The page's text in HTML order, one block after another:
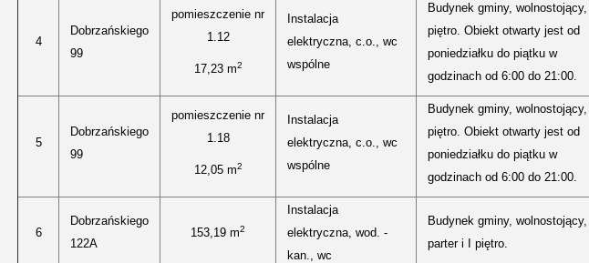
4
Dobrzańskiego
99
pomieszczenie nr
1.12
17,23 m2
Instalacja
elektryczna, c.o., wc
wspólne
Budynek gminy, wolnostojący, I
piętro. Obiekt otwarty jest od
poniedziałku do piątku w
godzinach od 6:00 do 21:00.
5
Dobrzańskiego
99
pomieszczenie nr
1.18
12,05 m2
Instalacja
elektryczna, c.o., wc
wspólne
Budynek gminy, wolnostojący, I
piętro. Obiekt otwarty jest od
poniedziałku do piątku w
godzinach od 6:00 do 21:00.
6
Dobrzańskiego
122A
153,19 m2
Instalacja
elektryczna, wod. -
kan., wc
Budynek gminy, wolnostojący,
parter i I piętro.